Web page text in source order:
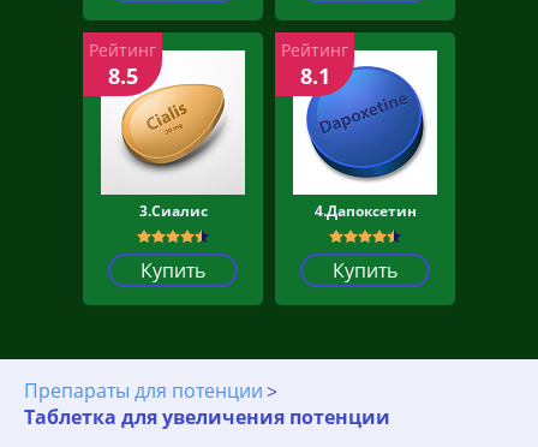
3.Сиалис
Купить
Рейтинг
8.5
4.Дапоксетин
Купить
Рейтинг
8.1
Препараты для потенции
Таблетка для увеличения потенции